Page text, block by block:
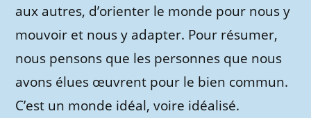
aux autres, d’orienter le monde pour nous y
mouvoir et nous y adapter. Pour résumer,
nous pensons que les personnes que nous
avons élues œuvrent pour le bien commun.
C’est un monde idéal, voire idéalisé.